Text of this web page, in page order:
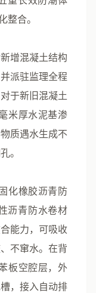
整合。
增混凝土结构
派驻监理全程
于新旧混凝土
米厚水泥基渗
质遇水生成不
。
化橡胶沥青防
沥青防水卷材
能力，可吸收
不窜水。在背
板空腔层，外
，接入自动排